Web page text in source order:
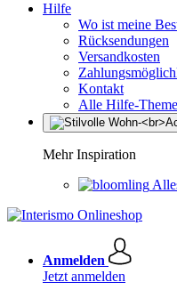
Hilfe
Wo ist meine
Rücksendungen
Versandkosten
Kontakt
Alle Hilfe-
Mehr Inspiration
Anmelden
Jetzt anmelden